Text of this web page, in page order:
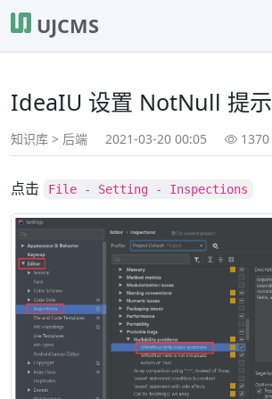
UJCMS
IdeaIU 设置 NotNull 提示
知识库 > 后端 2021-03-20 00:05 1370
点击 File - Setting - Inspections